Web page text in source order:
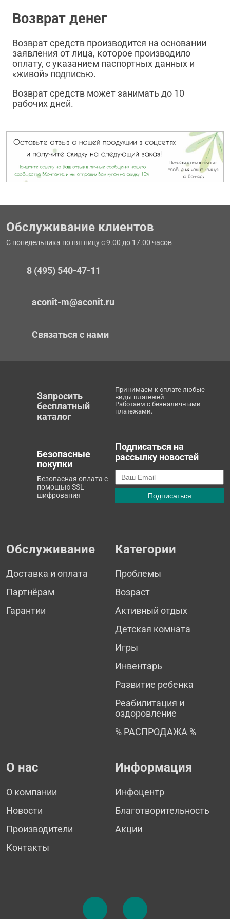
Возврат денег
Возврат средств производится на основании
заявления от лица, которое производило
оплату, с указанием паспортных данных и
«живой» подписью.
Возврат средств может занимать до 10
рабочих дней.
Обслуживание клиентов
С понедельника по пятницу с 9.00 до 17.00 часов
8 (495) 540-47-11
aconit-m@aconit.ru
Связаться с нами
Запросить
бесплатный
каталог
Принимаем к оплате любые
виды платежей.
Работаем с безналичными
платежами.
Безопасные
покупки
Безопасная оплата с
помощью SSL-
шифрования
Подписаться на
рассылку новостей
Обслуживание
Доставка и оплата
Партнёрам
Гарантии
Категории
Проблемы
Возраст
Активный отдых
Детская комната
Игры
Инвентарь
Развитие ребенка
Реабилитация и
оздоровление
% РАСПРОДАЖА %
О нас
О компании
Новости
Производители
Контакты
Информация
Инфоцентр
Благотворительность
Акции